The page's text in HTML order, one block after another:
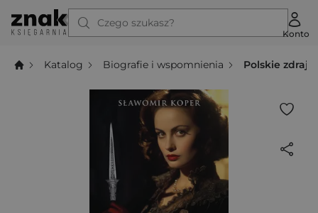
Czego szukasz?
Konto
Katalog Biografie i wspomnienia Polskie